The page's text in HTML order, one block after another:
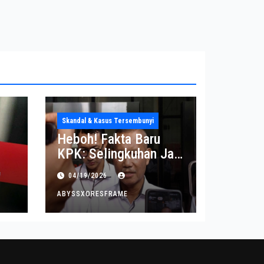
Skandal & Kasus Tersembunyi
Heboh! Fakta Baru
KPK: Selingkuhan Jadi
Tujuan Utama Uang
Korupsi
04/19/2026
ABYSSXORESFRAME